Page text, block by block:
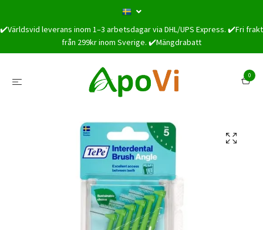
✔️Världsvid leverans inom 1–3 arbetsdagar via DHL/UPS Express. ✔️Fri frakt
från 299kr inom Sverige. ✔️Mängdrabatt
0